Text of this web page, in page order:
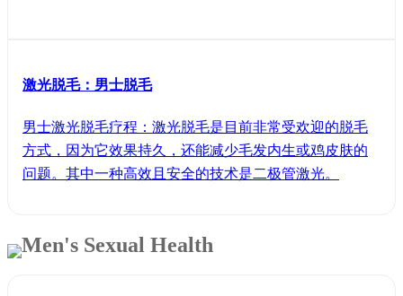
激光脱毛：男士脱毛
男士激光脱毛疗程：激光脱毛是目前非常受欢迎的脱毛
方式，因为它效果持久，还能减少毛发内生或鸡皮肤的
问题。其中一种高效且安全的技术是二极管激光。
Men's Sexual Health